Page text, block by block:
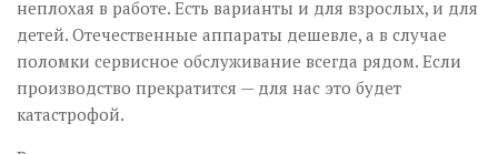
неплохая в работе. Есть варианты и для взрослых, и для
детей. Отечественные аппараты дешевле, а в случае
поломки сервисное обслуживание всегда рядом. Если
производство прекратится — для нас это будет
катастрофой.